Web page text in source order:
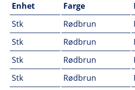
Enhet Farge
Stk
Rødbrun
Stk
Rødbrun
Stk
Rødbrun
Stk
Rødbrun